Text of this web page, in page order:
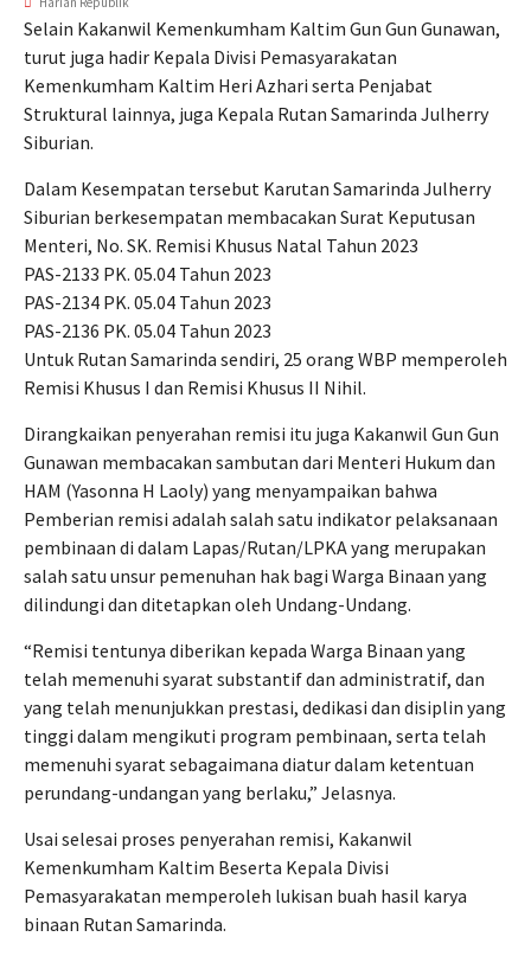
Selain Kakanwil Kemenkumham Kaltim Gun Gun Gunawan,
turut juga hadir Kepala Divisi Pemasyarakatan
Kemenkumham Kaltim Heri Azhari serta Penjabat
Struktural lainnya, juga Kepala Rutan Samarinda Julherry
Siburian.
Dalam Kesempatan tersebut Karutan Samarinda Julherry
Siburian berkesempatan membacakan Surat Keputusan
Menteri, No. SK. Remisi Khusus Natal Tahun 2023
PAS-2133 PK. 05.04 Tahun 2023
PAS-2134 PK. 05.04 Tahun 2023
PAS-2136 PK. 05.04 Tahun 2023
Untuk Rutan Samarinda sendiri, 25 orang WBP memperoleh
Remisi Khusus I dan Remisi Khusus II Nihil.
Dirangkaikan penyerahan remisi itu juga Kakanwil Gun Gun
Gunawan membacakan sambutan dari Menteri Hukum dan
HAM (Yasonna H Laoly) yang menyampaikan bahwa
Pemberian remisi adalah salah satu indikator pelaksanaan
pembinaan di dalam Lapas/Rutan/LPKA yang merupakan
salah satu unsur pemenuhan hak bagi Warga Binaan yang
dilindungi dan ditetapkan oleh Undang-Undang.
“Remisi tentunya diberikan kepada Warga Binaan yang
telah memenuhi syarat substantif dan administratif, dan
yang telah menunjukkan prestasi, dedikasi dan disiplin yang
tinggi dalam mengikuti program pembinaan, serta telah
memenuhi syarat sebagaimana diatur dalam ketentuan
perundang-undangan yang berlaku,” Jelasnya.
Usai selesai proses penyerahan remisi, Kakanwil
Kemenkumham Kaltim Beserta Kepala Divisi
Pemasyarakatan memperoleh lukisan buah hasil karya
binaan Rutan Samarinda.